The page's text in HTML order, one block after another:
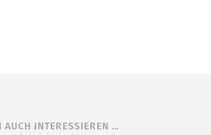
AUCH INTERESSIEREN …